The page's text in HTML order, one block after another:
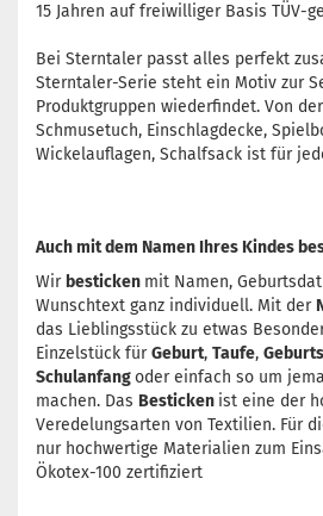
15 Jahren auf freiwilliger Basis TÜV-
Bei Sterntaler passt alles perfekt
Sterntaler-Serie steht ein Motiv zur
Produktgruppen wiederfindet. Von
Schmusetuch, Einschlagdecke,
Wickelauflagen, Schalfsack ist für
Auch mit dem Namen Ihres Kindes
Wir besticken mit Namen,
Wunschtext ganz individuell. Mit der
das Lieblingsstück zu etwas
Einzelstück fürGeburt, Taufe,
Schulanfangoder einfach so um
machen. Das Besticken ist eine der
Veredelungsarten von Textilien. Für
nur hochwertige Materialien zum
Ökotex-100 zertifiziert